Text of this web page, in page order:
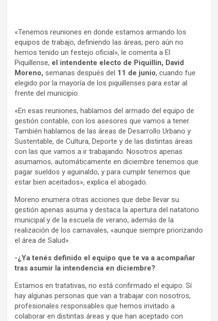
«Tenemos reuniones en donde estamos armando los
equipos de trabajo, definiendo las áreas, pero aún no
hemos tenido un festejo oficial», le comenta a El
Piquillense, el intendente electo de Piquillín, David
Moreno, semanas después del 11 de junio, cuando fue
elegido por la mayoría de los piquillenses para estar al
frente del municipio.
«En esas reuniones, hablamos del armado del equipo de
gestión contable, con los asesores que vamos a tener.
También hablamos de las áreas de Desarrollo Urbano y
Sustentable, de Cultura, Deporte y de las distintas áreas
con las que vamos a ir trabajando. Nosotros apenas
asumamos, automáticamente en diciembre tenemos que
pagar sueldos y aguinaldo, y para cumplir tenemos que
estar bien aceitados», explica el abogado.
Moreno enumera otras acciones que debe llevar su
gestión apenas asuma y destaca la apertura del natatorio
municipal y de la escuela de verano, además de la
realización de los carnavales, «aunque siempre priorizando
el área de Salud».
-¿Ya tenés definido el equipo que te va a acompañar
tras asumir la intendencia en diciembre?
Estamos en tratativas, no está confirmado el equipo. Sí
hay algunas personas que van a trabajar con nosotros,
profesionales responsables que hemos invitado a
colaborar en distintas áreas y que han aceptado con